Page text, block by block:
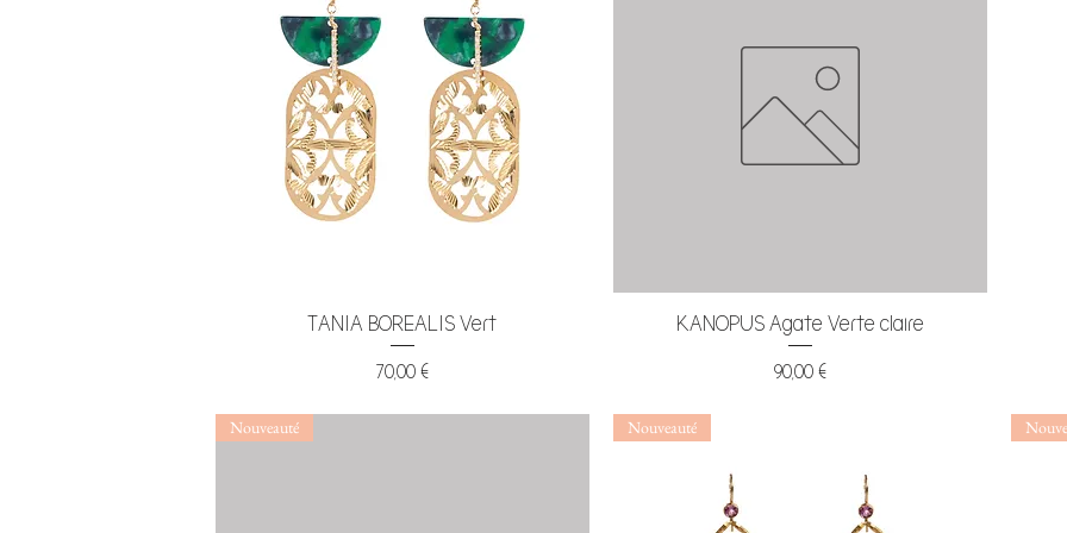
Aperçu rapide
TANIA BOREALIS Vert
Prix
70,00 €
Aperçu rapide
KANOPUS Agate Verte claire
Prix
90,00 €
Nouveauté Nouveauté